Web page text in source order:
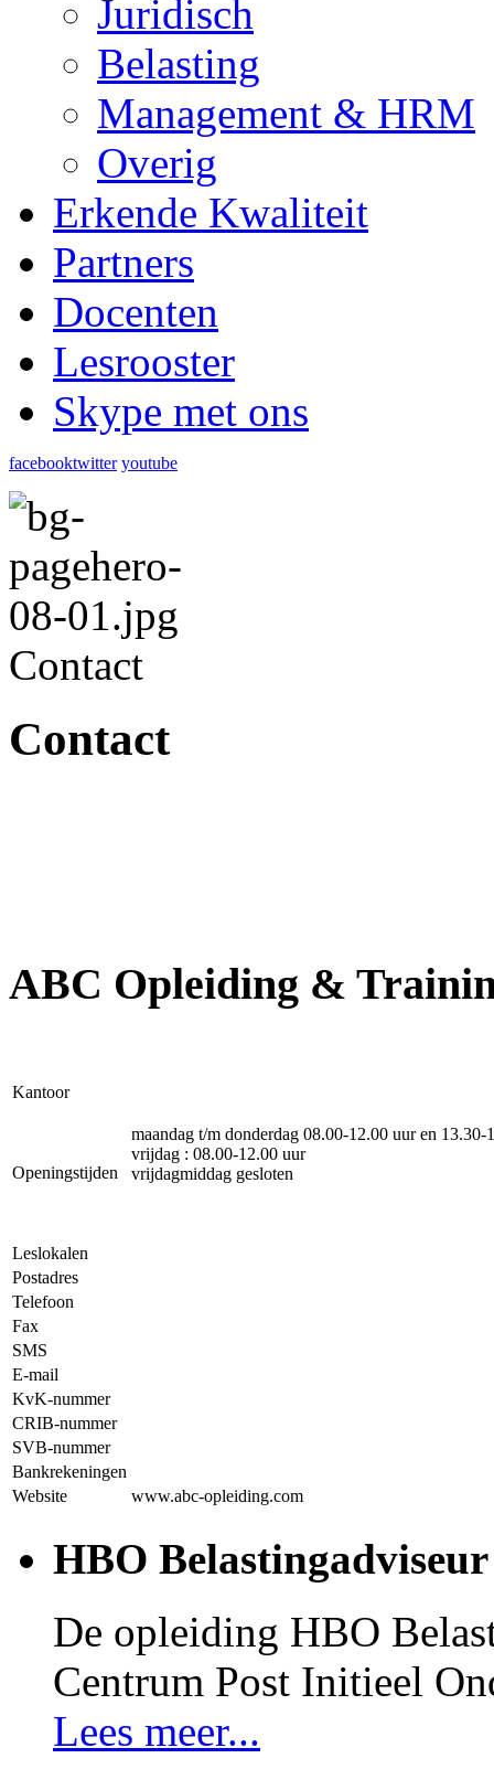
Juridisch
Belasting
Management & HRM
Overig
Erkende Kwaliteit
Partners
Docenten
Lesrooster
Skype met ons
facebooktwitter youtube
Contact
Contact
ABC Opleiding &
Kantoor
Openingstijden
maandag t/m donderdag 08.00-12.00 uur en 13.30-
vrijdag : 08.00-12.00 uur
vrijdagmiddag gesloten
Leslokalen
Postadres
Telefoon
Fax
SMS
E-mail
KvK-nummer
CRIB-nummer
SVB-nummer
Bankrekeningen
Website
www.abc-opleiding.com
HBO Belastingadviseur
De opleiding HBO
Centrum Post Initieel
Lees meer...